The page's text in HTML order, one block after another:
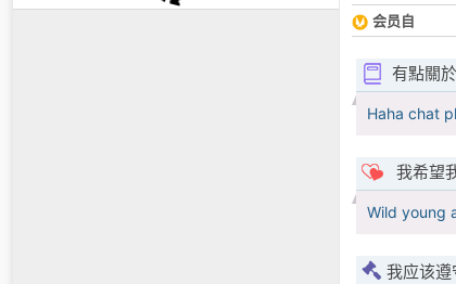
会员自
有點關
Haha chat
我希望
Wild young
我应该遵